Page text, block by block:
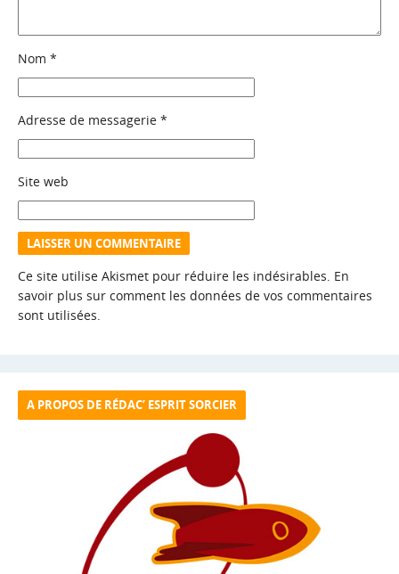
Nom *
Adresse de messagerie *
Site web
Ce site utilise Akismet pour réduire les indésirables. En
savoir plus sur comment les données de vos commentaires
sont utilisées.
A PROPOS DE RÉDAC’ ESPRIT SORCIER